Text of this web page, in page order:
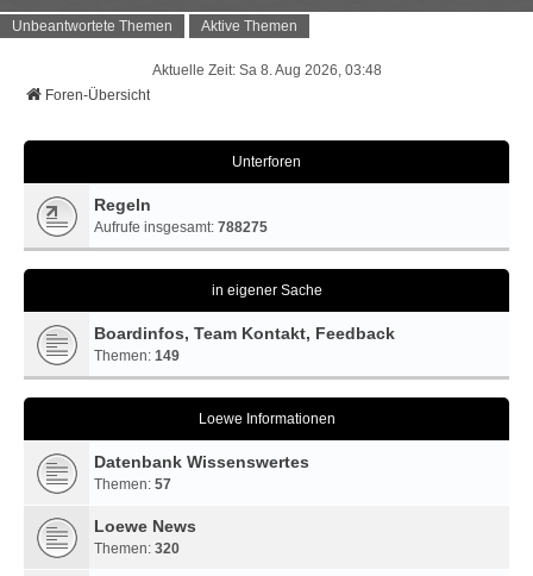
Unbeantwortete Themen Aktive Themen
Aktuelle Zeit: Sa 8. Aug 2026, 03:48
Foren-Übersicht
Unterforen
Regeln
Aufrufe insgesamt: 788275
in eigener Sache
Boardinfos, Team Kontakt, Feedback
Themen: 149
Loewe Informationen
Datenbank Wissenswertes
Themen: 57
Loewe News
Themen: 320